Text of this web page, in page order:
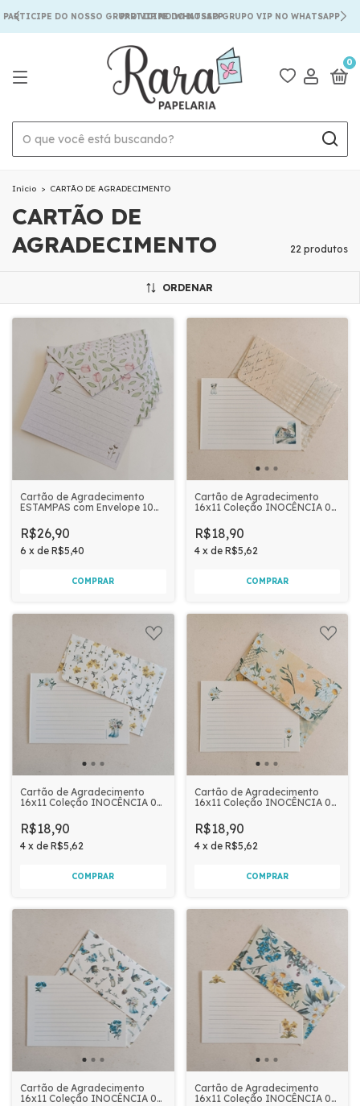
DO NOSSO GRUPO VIP NO WHATSAPP
PARTICIPE DO NOSSO GRUPO VIP NO WHATSAPP
0
Início > CARTÃO DE AGRADECIMENTO
CARTÃO DE
AGRADECIMENTO
22 produtos
ORDENAR
Cartão de Agradecimento
ESTAMPAS com Envelope 10
R$26,90
6 x de R$5,40
Cartão de Agradecimento
16x11 Coleção INOCÊNCIA 05
R$18,90
4 x de R$5,62
Cartão de Agradecimento
16x11 Coleção INOCÊNCIA 05
Orquídeas
R$18,90
4 x de R$5,62
Cartão de Agradecimento
16x11 Coleção INOCÊNCIA 05
R$18,90
4 x de R$5,62
Cartão de Agradecimento
16x11 Coleção INOCÊNCIA 05
Cartão de Agradecimento
16x11 Coleção INOCÊNCIA 05